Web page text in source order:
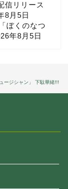
信リリース
8月5日
ぼくのなつ
年8月5日
ージシャン」 下駄華緒!!!